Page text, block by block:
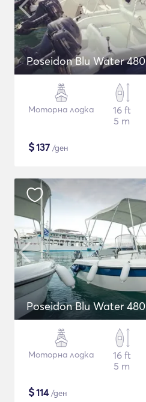
Poseidon Blu Water 480
Моторна лодка
16 ft
5 m
$137 /ден
Poseidon Blu Water 480
Моторна лодка
16 ft
5 m
$114/ден